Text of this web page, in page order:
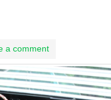
a comment